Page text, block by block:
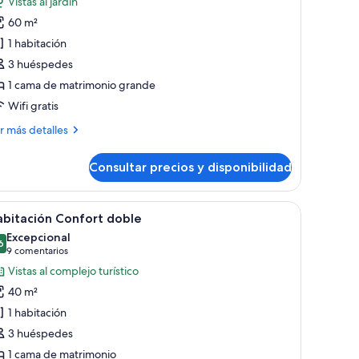
60 m²
1 habitación
3 huéspedes
1 cama de matrimonio grande
Wifi gratis
más detalles
Consultar precios y disponibilidad
de madera y techo rústico.Una cama con cabecera de madera, una
6 Confort doble
de 10
Excepcional
9 comentarios
(9 comentarios)
Vistas al complejo turístico
40 m²
1 habitación
3 huéspedes
1 cama de matrimonio